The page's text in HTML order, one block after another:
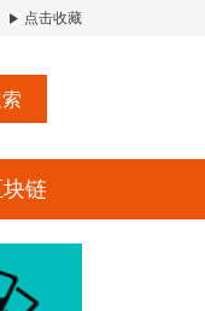
点击收藏
块链